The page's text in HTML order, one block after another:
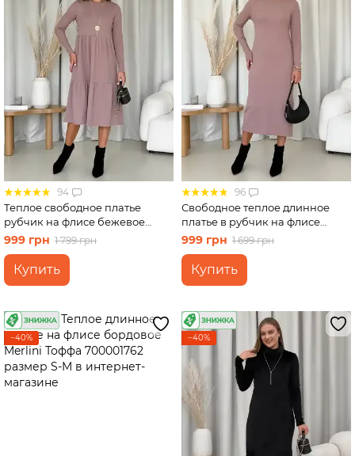
94
Теплое свободное платье
рубчик на флисе бежевое
Merlini Боза 700001802 размер
999 грн 1 799 грн
Купить
96
Свободное теплое длинное
платье в рубчик на флисе
бежевое Merlini Мартен
700001102 размер S-M (42-44)
999 грн 1 699 грн
Купить
−40% −40%